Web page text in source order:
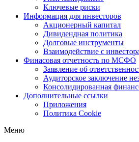
Ключевые риски
Информация для инвесторов
Акционерный капитал
Дивидендная политика
Долговые инструменты
Взаимодействие с
Финасовая отчетность по МСФО
Заявление об
Аудиторское заключение
Консолидированная
Дополнительные ссылки
Приложения
Политика Cookie
Меню